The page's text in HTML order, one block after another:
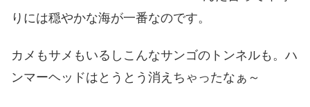
りには穏やかな海が一番なのです。
カメもサメもいるしこんなサンゴのトンネルも。ハ
ンマーヘッドはとうとう消えちゃったなぁ～